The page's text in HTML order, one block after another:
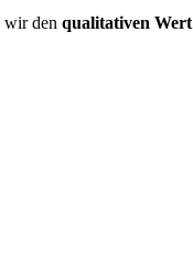
wir den qualitativen Wert